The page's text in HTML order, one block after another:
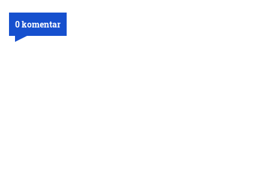
0 komentar